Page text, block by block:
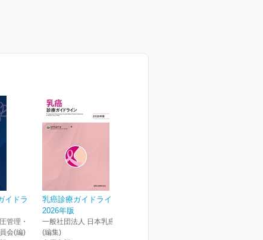
イドラ
管理・
会(編)
乳癌診療ガイドライン
2026年版
一般社団法人 日本乳癌学会
(編集)